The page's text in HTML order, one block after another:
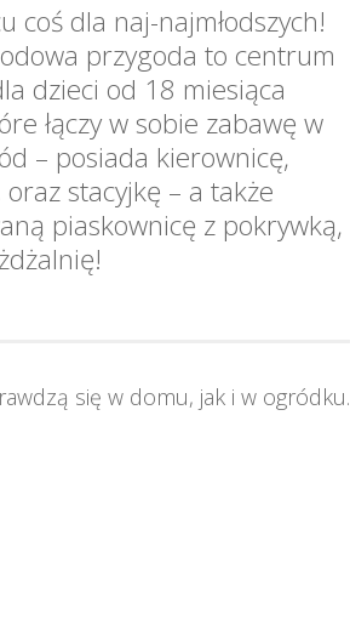
coś dla naj-najmłodszych!
przygoda to centrum
dzieci od 18 miesiąca
łączy w sobie zabawę w
– posiada kierownicę,
oraz stacyjkę – a także
piaskownicę z pokrywką,
się w domu, jak i w ogródku.